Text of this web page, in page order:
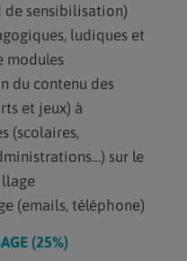
de sensibilisation)
ludiques et
modules
du contenu des
et jeux) à
(scolaires,
sur le
(emails, téléphone)
(25%)